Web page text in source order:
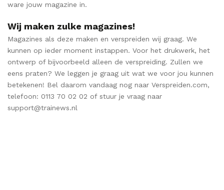
ware jouw magazine in.
Wij maken zulke magazines!
Magazines als deze maken en verspreiden wij graag. We
kunnen op ieder moment instappen. Voor het drukwerk, het
ontwerp of bijvoorbeeld alleen de verspreiding. Zullen we
eens praten? We leggen je graag uit wat we voor jou kunnen
betekenen! Bel daarom vandaag nog naar Verspreiden.com,
telefoon: 0113 70 02 02 of stuur je vraag naar
support@trainews.nl